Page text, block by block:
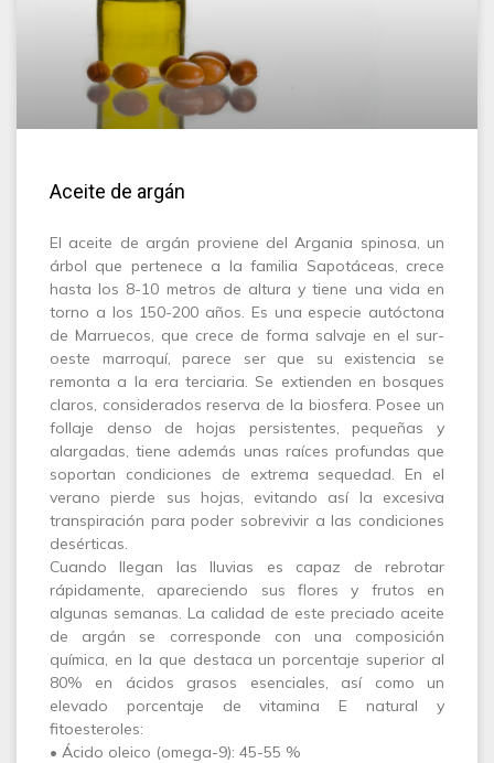
Aceite de argán
El aceite de argán proviene del Argania spinosa, un
árbol que pertenece a la familia Sapotáceas, crece
hasta los 8-10 metros de altura y tiene una vida en
torno a los 150-200 años. Es una especie autóctona
de Marruecos, que crece de forma salvaje en el sur-
oeste marroquí, parece ser que su existencia se
remonta a la era terciaria. Se extienden en bosques
claros, considerados reserva de la biosfera. Posee un
follaje denso de hojas persistentes, pequeñas y
alargadas, tiene además unas raíces profundas que
soportan condiciones de extrema sequedad. En el
verano pierde sus hojas, evitando así la excesiva
transpiración para poder sobrevivir a las condiciones
desérticas.
Cuando llegan las lluvias es capaz de rebrotar
rápidamente, apareciendo sus flores y frutos en
algunas semanas. La calidad de este preciado aceite
de argán se corresponde con una composición
química, en la que destaca un porcentaje superior al
80% en ácidos grasos esenciales, así como un
elevado porcentaje de vitamina E natural y
fitoesteroles:
• Ácido oleico (omega-9): 45-55 %